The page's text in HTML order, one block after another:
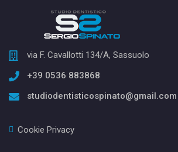
via F. Cavallotti 134/A, Sassuolo
+39 0536 883868
studiodentisticospinato@gmail.com
Cookie Privacy